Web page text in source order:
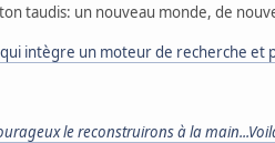
taudis: un nouveau monde, de
intègre un moteur de recherche et
le reconstruirons à la